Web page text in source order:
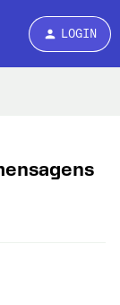
LOGIN